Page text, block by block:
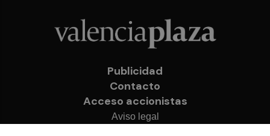
Publicidad
Contacto
Acceso accionistas
Aviso legal